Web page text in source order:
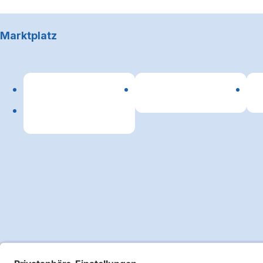
Marktplatz